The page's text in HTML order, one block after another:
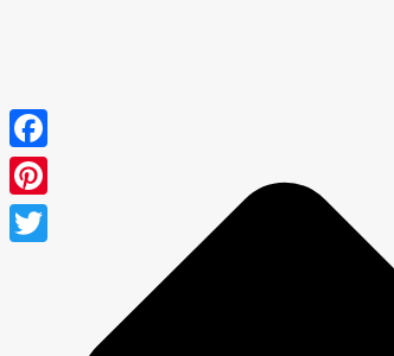
Facebook
Pinterest